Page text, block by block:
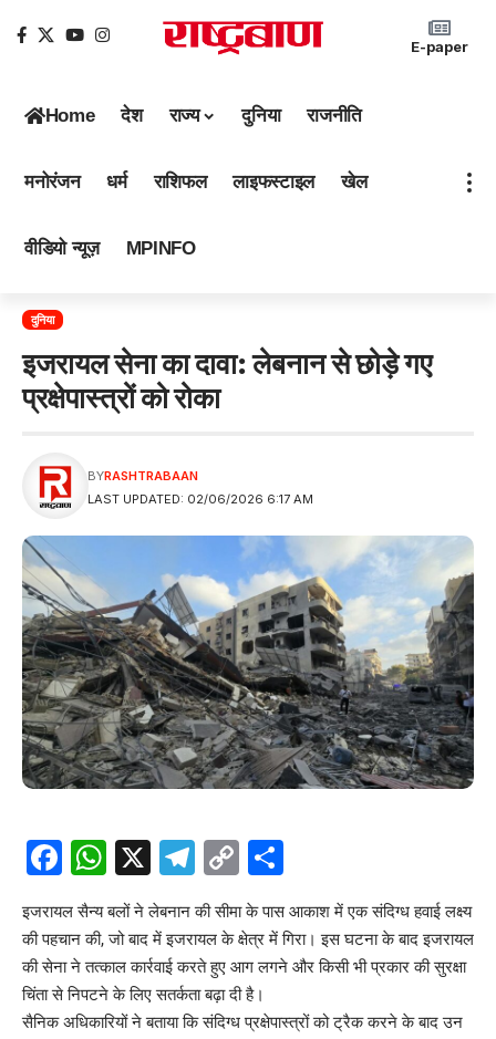
E-paper
Home देश राज्य दुनिया राजनीति
मनोरंजन धर्म राशिफल लाइफस्टाइल खेल
वीडियो न्यूज़ MPINFO
दुनिया
इजरायल सेना का दावा: लेबनान से छोड़े गए
प्रक्षेपास्त्रों को रोका
LAST UPDATED: 02/06/2026 6:17 AM
BYRASHTRABAAN
Facebook
WhatsApp
X Telegram
Copy
Link
इजरायल सैन्य बलों ने लेबनान की सीमा के पास आकाश में एक संदिग्ध हवाई लक्ष्य
की पहचान की, जो बाद में इजरायल के क्षेत्र में गिरा। इस घटना के बाद इजरायल
की सेना ने तत्काल कार्रवाई करते हुए आग लगने और किसी भी प्रकार की सुरक्षा
चिंता से निपटने के लिए सतर्कता बढ़ा दी है।
सैनिक अधिकारियों ने बताया कि संदिग्ध प्रक्षेपास्त्रों को ट्रैक करने के बाद उन